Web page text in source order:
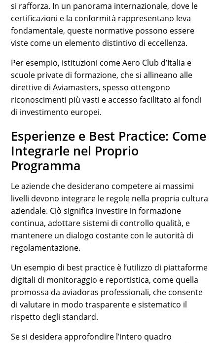
si rafforza. In un panorama internazionale, dove le
certificazioni e la conformità rappresentano leva
fondamentale, queste normative possono essere
viste come un elemento distintivo di eccellenza.
Per esempio, istituzioni come Aero Club d’Italia e
scuole private di formazione, che si allineano alle
direttive di Aviamasters, spesso ottengono
riconoscimenti più vasti e accesso facilitato ai fondi
di investimento europei.
Esperienze e Best Practice: Come
Integrarle nel Proprio
Programma
Le aziende che desiderano competere ai massimi
livelli devono integrare le regole nella propria cultura
aziendale. Ciò significa investire in formazione
continua, adottare sistemi di controllo qualità, e
mantenere un dialogo costante con le autorità di
regolamentazione.
Un esempio di best practice è l’utilizzo di piattaforme
digitali di monitoraggio e reportistica, come quella
promossa da aviadoras professionali, che consente
di valutare in modo trasparente e sistematico il
rispetto degli standard.
Se si desidera approfondire l’intero quadro